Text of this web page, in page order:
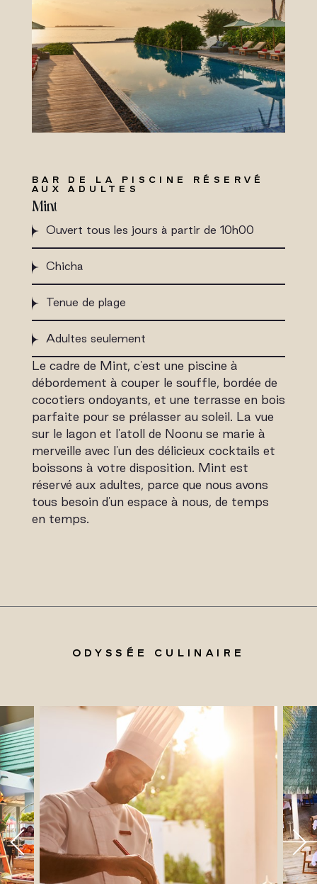
BAR DE LA PISCINE RÉSERVÉ
AUX ADULTES
Mint
Ouvert tous les jours à partir de 10h00
Chicha
Tenue de plage
Adultes seulement
Le cadre de Mint, c'est une piscine à
débordement à couper le souffle, bordée de
cocotiers ondoyants, et une terrasse en bois
parfaite pour se prélasser au soleil. La vue
sur le lagon et l'atoll de Noonu se marie à
merveille avec l'un des délicieux cocktails et
boissons à votre disposition. Mint est
réservé aux adultes, parce que nous avons
tous besoin d'un espace à nous, de temps
en temps.
ODYSSÉE CULINAIRE